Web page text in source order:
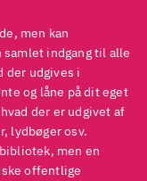
men kan
indgang til alle
der udgives i
og låne på dit eget
der er udgivet af
lydbøger osv.
men en
offentlige